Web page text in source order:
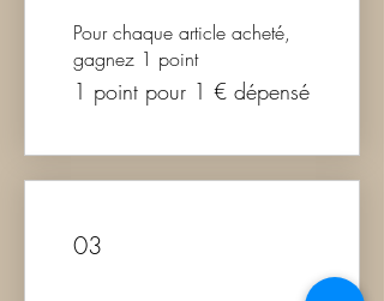
Pour chaque article acheté,
gagnez 1 point
1 point pour 1 € dépensé
03